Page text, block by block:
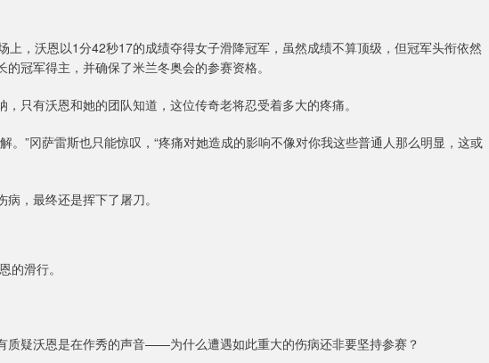
上，沃恩以1分42秒17的成绩夺得女子滑降冠军，虽然成绩不算顶级，但冠军头衔依然
冠军得主，并确保了米兰冬奥会的参赛资格。
只有沃恩和她的团队知道，这位传奇老将忍受着多大的疼痛。
。”冈萨雷斯也只能惊叹，“疼痛对她造成的影响不像对你我这些普通人那么明显，这或
，最终还是挥下了屠刀。
的滑行。
质疑沃恩是在作秀的声音——为什么遭遇如此重大的伤病还非要坚持参赛？